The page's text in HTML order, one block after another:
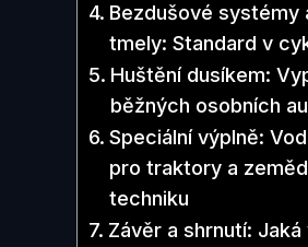
Bezdušové systémy
tmely: Standard v
Huštění dusíkem:
běžných osobních
Speciální výplně:
pro traktory a
techniku
Závěr a shrnutí: Jaká